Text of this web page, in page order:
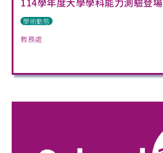
學術動態
教務處